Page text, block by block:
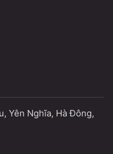
Yên Nghĩa, Hà Đông,